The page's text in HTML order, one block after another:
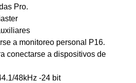
Pro.
a monitoreo personal P16.
conectarse a dispositivos de
48kHz -24 bit